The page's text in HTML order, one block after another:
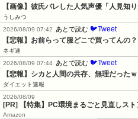
【画像】彼氏バレした人気声優「人見知
うしみつ
2026/08/09 07:42
あとで読む 🐦Tweet
【悲報】お前らって服どこで買ってんの
ネギ速
2026/08/09 07:44 あとで読む 🐦Tweet
【悲報】シカと人間の共存、無理だった
ダイエット速報
2026/08/09
[PR] 【特集】PC環境まるごと見直しスト
Amazon